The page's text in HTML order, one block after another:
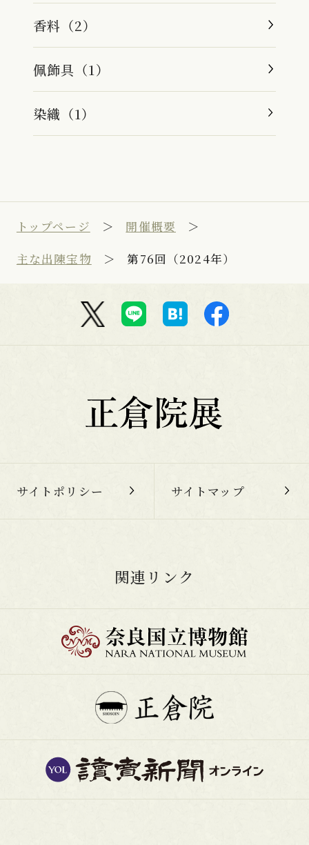
トップページ
開催概要
主な出陳宝物
第76回（2024年）
香料（2）
佩飾具（1）
染織（1）
サイトポリシー サイトマップ
関連リンク